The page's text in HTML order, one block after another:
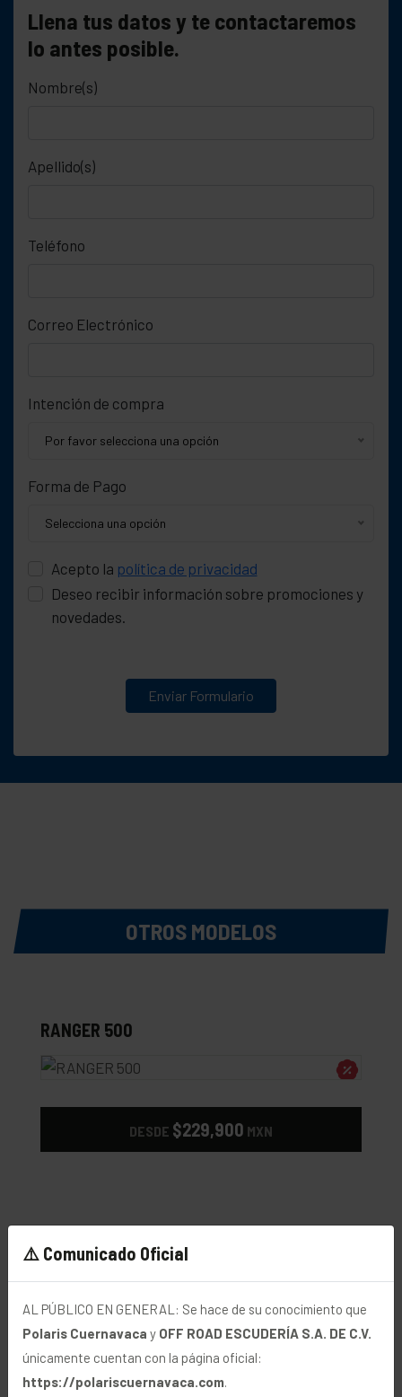
Llena tus datos y te contactaremos
lo antes posible.
Nombre(s)
Apellido(s)
Teléfono
Correo Electrónico
Intención de compra
Por favor selecciona una opción
Forma de Pago
Selecciona una opción
Acepto la política de privacidad
Deseo recibir información sobre promociones y
novedades.
Enviar Formulario
OTROS MODELOS
RANGER 500
DESDE $229,900 MXN
⚠️ Comunicado Oficial
AL PÚBLICO EN GENERAL: Se hace de su conocimiento que
Polaris Cuernavaca y OFF ROAD ESCUDERÍA S.A. DE C.V.
únicamente cuentan con la página oficial:
https://polariscuernavaca.com.